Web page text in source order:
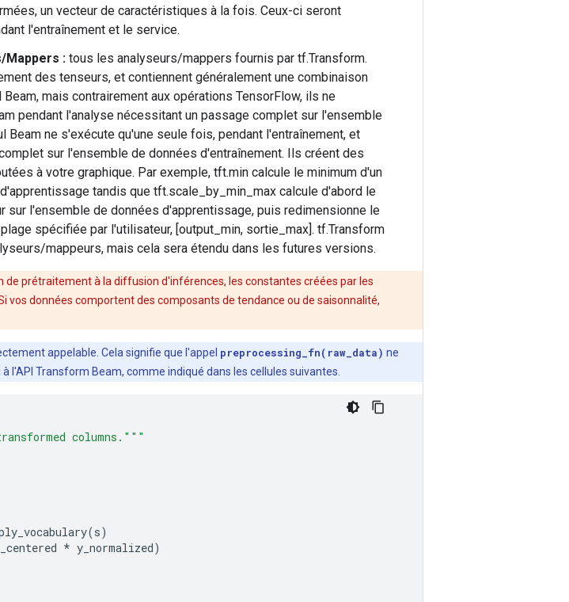
un vecteur de caractéristiques à la fois. Ceux-ci seront
l'entraînement et le service.
Mappers : tous les analyseurs/mappers fournis par tf.Transform.
des tenseurs, et contiennent généralement une combinaison
mais contrairement aux opérations TensorFlow, ils ne
pendant l'analyse nécessitant un passage complet sur l'ensemble
Beam ne s'exécute qu'une seule fois, pendant l'entraînement, et
sur l'ensemble de données d'entraînement. Ils créent des
à votre graphique. Par exemple, tft.min calcule le minimum d'un
tandis que tft.scale_by_min_max calcule d'abord le
sur l'ensemble de données d'apprentissage, puis redimensionne le
spécifiée par l'utilisateur, [output_min, sortie_max]. tf.Transform
mappeurs, mais cela sera étendu dans les futures versions.
de prétraitement à la diffusion d'inférences, les constantes créées par les
vos données comportent des composants de tendance ou de saisonnalité,
appelable. Cela signifie que l'appel preprocessing_fn(raw_data) ne
l'API Transform Beam, comme indiqué dans les cellules suivantes.
columns."""
(s)
* y_normalized)